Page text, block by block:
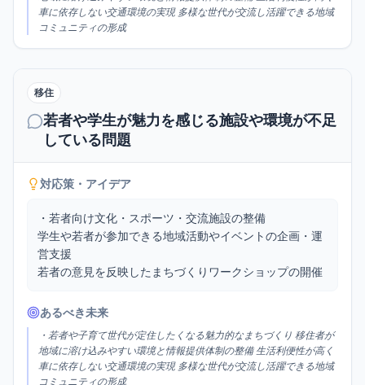
車に依存しない交通環境の実現 多様な世代が交流し活躍できる地域
コミュニティの形成
移住
若者や学生が魅力を感じる施設や環境が不足
している問題
対応策・アイデア
・若者向け文化・スポーツ・交流施設の整備
学生や若者が参加できる地域活動やイベントの企画・運
営支援
若者の意見を反映したまちづくりワークショップの開催
あるべき未来
・若者や子育て世代が定住したくなる魅力的なまちづくり 移住者が
地域に溶け込みやすい環境と情報提供体制の整備 生活利便性が高く
車に依存しない交通環境の実現 多様な世代が交流し活躍できる地域
コミュニティの形成